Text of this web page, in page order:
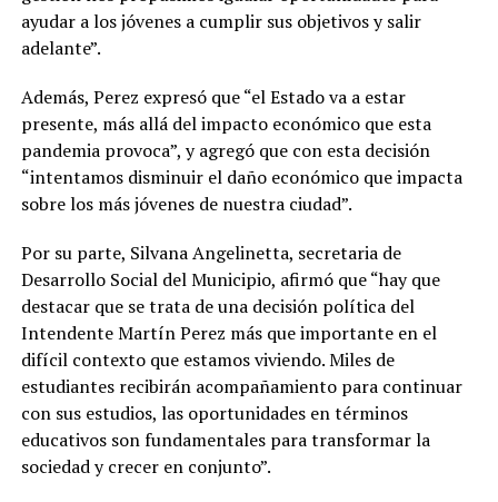
ayudar a los jóvenes a cumplir sus objetivos y salir
adelante”.
Además, Perez expresó que “el Estado va a estar
presente, más allá del impacto económico que esta
pandemia provoca”, y agregó que con esta decisión
“intentamos disminuir el daño económico que impacta
sobre los más jóvenes de nuestra ciudad”.
Por su parte, Silvana Angelinetta, secretaria de
Desarrollo Social del Municipio, afirmó que “hay que
destacar que se trata de una decisión política del
Intendente Martín Perez más que importante en el
difícil contexto que estamos viviendo. Miles de
estudiantes recibirán acompañamiento para continuar
con sus estudios, las oportunidades en términos
educativos son fundamentales para transformar la
sociedad y crecer en conjunto”.